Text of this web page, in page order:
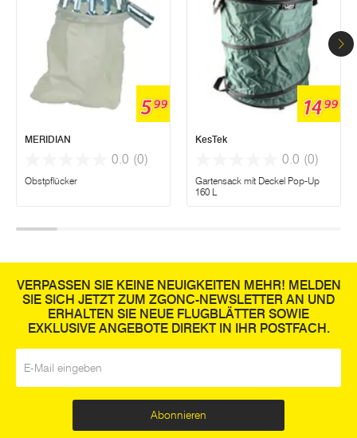
599
MERIDIAN
0.0 (0)
Obstpflücker
1499
KesTek
0.0 (0)
Gartensack mit Deckel Pop-Up
160 L
VERPASSEN SIE KEINE NEUIGKEITEN MEHR! MELDEN
SIE SICH JETZT ZUM ZGONC-NEWSLETTER AN UND
ERHALTEN SIE NEUE FLUGBLÄTTER SOWIE
EXKLUSIVE ANGEBOTE DIREKT IN IHR POSTFACH.
Abonnieren